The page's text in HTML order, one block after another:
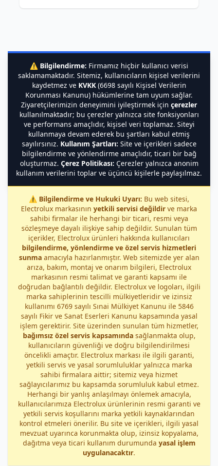
⚠️ Bilgilendirme: Firmamız hiçbir kullanıcı verisi
saklamamaktadır. Sitemiz, kullanıcıların kişisel verilerini
kaydetmez ve KVKK(6698 sayılı Kişisel Verilerin
Korunması Kanunu) hükümlerine tam uyum sağlar.
Ziyaretçilerimizin deneyimini iyileştirmek için çerezler
kullanılmaktadır; bu çerezler yalnızca site fonksiyonları
ve performans amaçlıdır, kişisel veri toplamaz. Siteyi
kullanmaya devam ederek bu şartları kabul etmiş
sayılırsınız. Kullanım Şartları: Site ve içerikleri sadece
bilgilendirme ve yönlendirme amaçlıdır, ticari bir bağ
oluşturmaz. Çerez Politikası: Çerezler yalnızca anonim
kullanım verilerini toplar ve üçüncü kişilerle paylaşılmaz.
⚠️ Bilgilendirme ve Hukuki Uyarı: Bu web sitesi,
Electrolux markasının yetkili servisi değildir ve marka
sahibi firmalar ile herhangi bir ticari, resmi veya
sözleşmeye dayalı ilişkiye sahip değildir. Sunulan tüm
içerikler, Electrolux ürünleri hakkında kullanıcıları
bilgilendirme, yönlendirme ve özel servis hizmetleri
sunmaamacıyla hazırlanmıştır. Web sitemizde yer alan
arıza, bakım, montaj ve onarım bilgileri, Electrolux
markasının resmi talimat ve garanti kapsamı ile
doğrudan bağlantılı değildir. Electrolux ve logoları, ilgili
marka sahiplerinin tescilli mülkiyetleridir ve izinsiz
kullanımı 6769 sayılı Sınai Mülkiyet Kanunu ile 5846
sayılı Fikir ve Sanat Eserleri Kanunu kapsamında yasal
işlem gerektirir. Site üzerinden sunulan tüm hizmetler,
bağımsız özel servis kapsamındasağlanmakta olup,
kullanıcıların güvenliği ve doğru bilgilendirilmesi
öncelikli amaçtır. Electrolux markası ile ilgili garanti,
yetkili servis ve yasal sorumluluklar yalnızca marka
sahibi firmalara aittir; sitemiz veya hizmet
sağlayıcılarımız bu kapsamda sorumluluk kabul etmez.
Herhangi bir yanlış anlaşılmayı önlemek amacıyla,
kullanıcılarımıza Electrolux ürünlerinin resmi garanti ve
yetkili servis koşullarını marka yetkili kaynaklarından
kontrol etmeleri önerilir. Bu site ve içerikleri, ilgili yasal
mevzuat uyarınca korunmakta olup, izinsiz kopyalama,
dağıtma veya ticari kullanım durumunda yasal işlem
uygulanacaktır.